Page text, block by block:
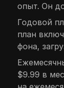
опыт. Он
Годовой
план
фона,
$9.99 в